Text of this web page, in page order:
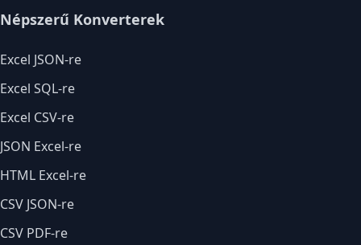
Népszerű Konverterek
Excel JSON-re
Excel SQL-re
Excel CSV-re
JSON Excel-re
HTML Excel-re
CSV JSON-re
CSV PDF-re